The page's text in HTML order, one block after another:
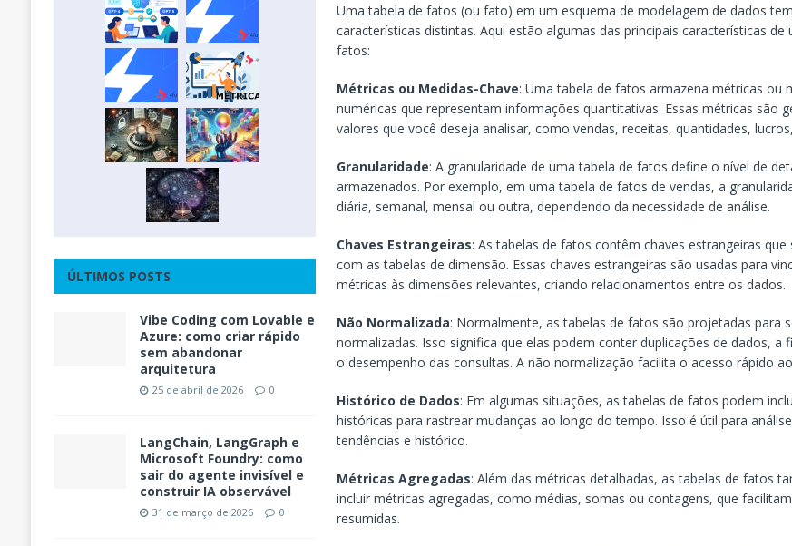
Uma tabela de fatos (ou fato) em um esquema de modelagem de dados
características distintas. Aqui estão algumas das principais características de
fatos:
Métricas ou Medidas-Chave: Uma tabela de fatos armazena métricas ou
numéricas que representam informações quantitativas. Essas métricas são
valores que você deseja analisar, como vendas, receitas, quantidades,
Granularidade: A granularidade de uma tabela de fatos define o nível de
armazenados. Por exemplo, em uma tabela de fatos de vendas, a
diária, semanal, mensal ou outra, dependendo da necessidade de análise.
Chaves Estrangeiras: As tabelas de fatos contêm chaves estrangeiras que
com as tabelas de dimensão. Essas chaves estrangeiras são usadas para
métricas às dimensões relevantes, criando relacionamentos entre os dados.
Não Normalizada: Normalmente, as tabelas de fatos são projetadas para
normalizadas. Isso significa que elas podem conter duplicações de dados, a
o desempenho das consultas. A não normalização facilita o acesso rápido
Histórico de Dados: Em algumas situações, as tabelas de fatos podem
históricas para rastrear mudanças ao longo do tempo. Isso é útil para
tendências e histórico.
Métricas Agregadas: Além das métricas detalhadas, as tabelas de fatos
incluir métricas agregadas, como médias, somas ou contagens, que
resumidas.
ÚLTIMOS POSTS
Vibe Coding com Lovable e
Azure: como criar rápido
sem abandonar
arquitetura
25 de abril de 2026 0
LangChain, LangGraph e
Microsoft Foundry: como
sair do agente invisível e
construir IA observável
31 de março de 2026 0